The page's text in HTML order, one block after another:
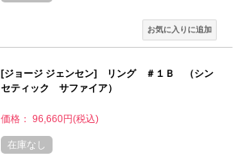
[ジョージ ジェンセン] リング ＃１Ｂ （シン
セティック サファイア）
価格： 96,660円(税込)
在庫なし